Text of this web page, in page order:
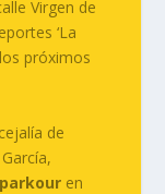
Virgen de
‘La
próximos
de
en